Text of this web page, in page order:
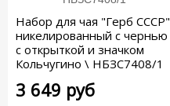
Набор для чая "Герб СССР"
никелированный с чернью
с открыткой и значком
Кольчугино \ НБЗС7408/1
3 649 руб